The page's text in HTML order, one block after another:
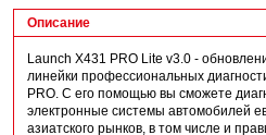
Описание
Launch X431 PRO Lite v3.0 -
линейки профессиональных
PRO. С его помощью вы сможете
электронные системы автомобилей
азиатского рынков, в том числе и